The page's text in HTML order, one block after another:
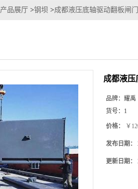
产品展厅 >钢坝 >成都液压底轴驱动翻板闸
成都液压
品牌： 耀禹
货号： 1
价格： ￥
发布日期：
更新日期：